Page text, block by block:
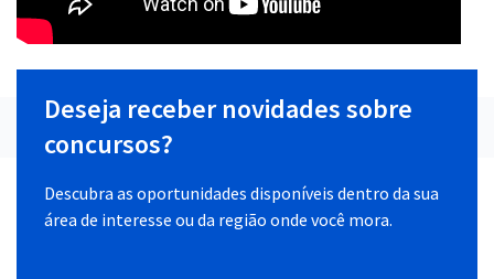
Deseja receber novidades sobre
concursos?
Descubra as oportunidades disponíveis dentro da sua
área de interesse ou da região onde você mora.